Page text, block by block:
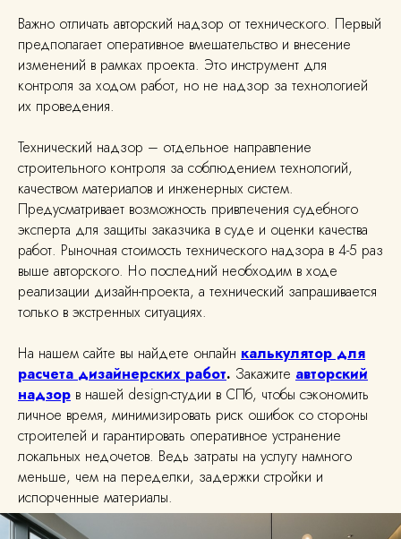
Важно отличать авторский надзор от технического. Первый
предполагает оперативное вмешательство и внесение
изменений в рамках проекта. Это инструмент для
контроля за ходом работ, но не надзор за технологией
их проведения.
Технический надзор – отдельное направление
строительного контроля за соблюдением технологий,
качеством материалов и инженерных систем.
Предусматривает возможность привлечения судебного
эксперта для защиты заказчика в суде и оценки качества
работ. Рыночная стоимость технического надзора в 4-5 раз
выше авторского. Но последний необходим в ходе
реализации дизайн-проекта, а технический запрашивается
только в экстренных ситуациях.
На нашем сайте вы найдете онлайн калькулятор для
расчета дизайнерских работ. Закажите авторский
надзор в нашей design-студии в СПб, чтобы сэкономить
личное время, минимизировать риск ошибок со стороны
строителей и гарантировать оперативное устранение
локальных недочетов. Ведь затраты на услугу намного
меньше, чем на переделки, задержки стройки и
испорченные материалы.
Студия дизайна интерьера
Павла Лаврентьева
Адрес: